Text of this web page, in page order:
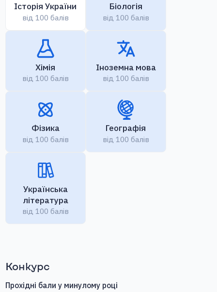
Історія України
від 100 балів
Біологія
від 100 балів
Хімія
від 100 балів
Іноземна мова
від 100 балів
Фізика
від 100 балів
Географія
від 100 балів
Українська
література
від 100 балів
Конкурс
Прохідні бали у минулому році